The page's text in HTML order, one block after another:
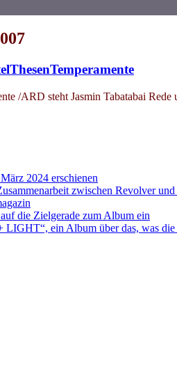
/ARD steht Jasmin Tabatabai
2024 erschienen
zwischen Revolver
die Zielgerade zum Album ein
ein Album über das, was